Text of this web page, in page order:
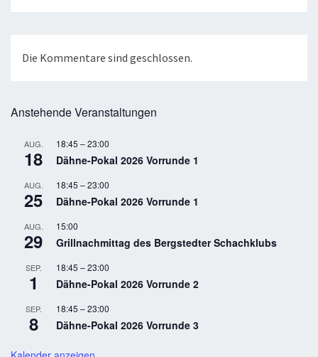
Die Kommentare sind geschlossen.
Anstehende Veranstaltungen
AUG.
18
18:45 –23:00
Dähne-Pokal 2026 Vorrunde 1
AUG.
25
18:45 –23:00
Dähne-Pokal 2026 Vorrunde 1
AUG.
29
15:00
Grillnachmittag des Bergstedter Schachklubs
SEP.
1
18:45 –23:00
Dähne-Pokal 2026 Vorrunde 2
SEP.
8
18:45 –23:00
Dähne-Pokal 2026 Vorrunde 3